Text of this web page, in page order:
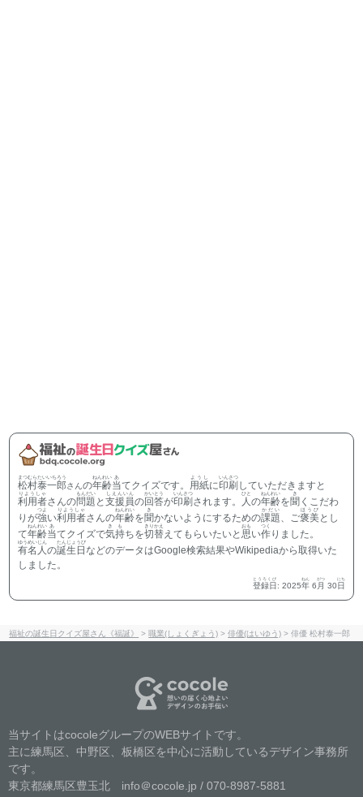
松村泰一郎
まつむらたいいちろう
さんの年齢
ねんれい
当
あ
てクイズです。 用紙
ようし
に印刷
いんさつ
していただきますと
利用者
りようしゃ
さんの問題
もんだい
と支援員
しえんいん
の回答
かいとう
が印刷
いんさつ
されます。 人
ひと
の年齢
ねんれい
を聞
き
くこだわ
りが強
つよ
い利用者
りようしゃ
さんの年齢
ねんれい
を聞
き
かないようにするための課題
かだい
、ご褒美
ほうび
とし
て年齢
ねんれい
当
あ
てクイズで気持
きも
ちを切替
きりかえ
えてもらいたいと思
おも
い作
つく
りました。
有名人
ゆうめいじん
の誕生日
たんじょうび
などのデータはGoogle検索結果やWikipediaから取得いた
しました。
登録日
とうろくび
: 2025年
ねん
6 月
がつ
30日
にち
福祉の誕生日クイズ屋さん《福誕》 > 職業(しょくぎょう) >俳優(はいゆう) >俳優 松村泰一郎
当サイトはcocoleグループのWEBサイトです。
主に練馬区、中野区、板橋区を中心に活動しているデザイン事務所
です。
東京都練馬区豊玉北 info＠cocole.jp / 070-8987-5881